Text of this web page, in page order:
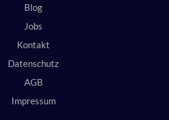
Blog
Jobs
Kontakt
Datenschutz
AGB
Impressum